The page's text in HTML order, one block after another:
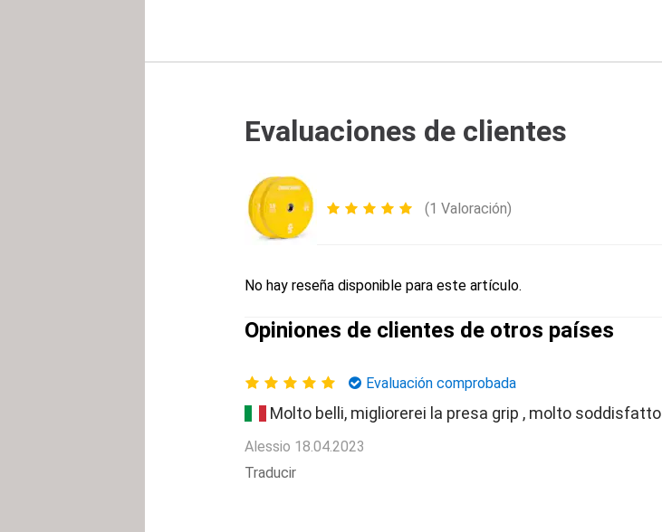
Evaluaciones de clientes
(1 Valoración)
No hay reseña disponible para este artículo.
Opiniones de clientes de otros países
Evaluación comprobada
Molto belli, migliorerei la presa grip , molto soddisfatto
Alessio 18.04.2023
Traducir